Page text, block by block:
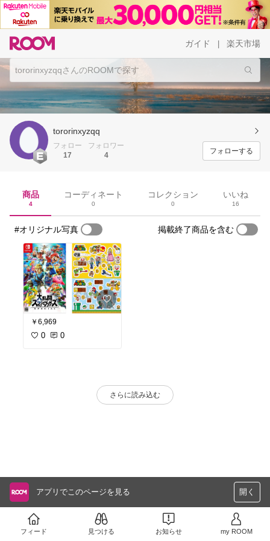
ガイド 楽天市場
tororinxyzqq
フォロー
17
フォロワー
4
フォローする
商品
4
コーディネート
0
コレクション
0
いいね
16
#オリジナル写真 掲載終了商品を含む
￥6,969
0 0
さらに読み込む
アプリでこのページを見る 開く
フィード 見つける お知らせ my ROOM